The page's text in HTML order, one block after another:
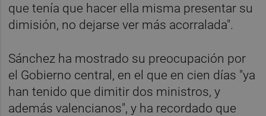
que tenía que hacer ella misma presentar su
dimisión, no dejarse ver más acorralada".
Sánchez ha mostrado su preocupación por
el Gobierno central, en el que en cien días "ya
han tenido que dimitir dos ministros, y
además valencianos", y ha recordado que